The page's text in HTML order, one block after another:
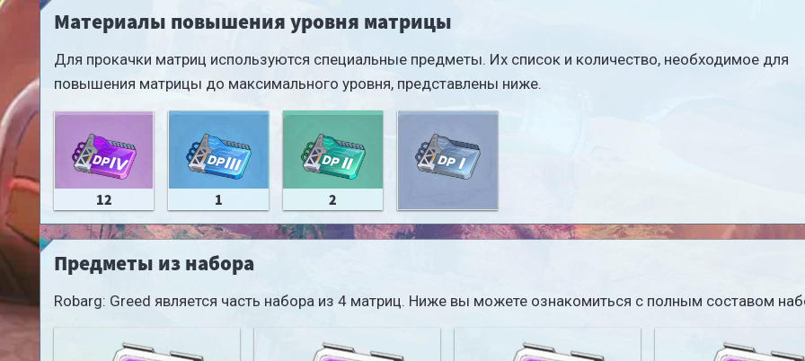
Материалы повышения уровня матрицы
Для прокачки матриц используются специальные предметы. Их список и количество, необходимое для
повышения матрицы до максимального уровня, представлены ниже.
12 1 2
Пакет
матричных
Предметы из набора
Robarg: Greed является часть набора из 4 матриц. Ниже вы можете ознакомиться с полным составом